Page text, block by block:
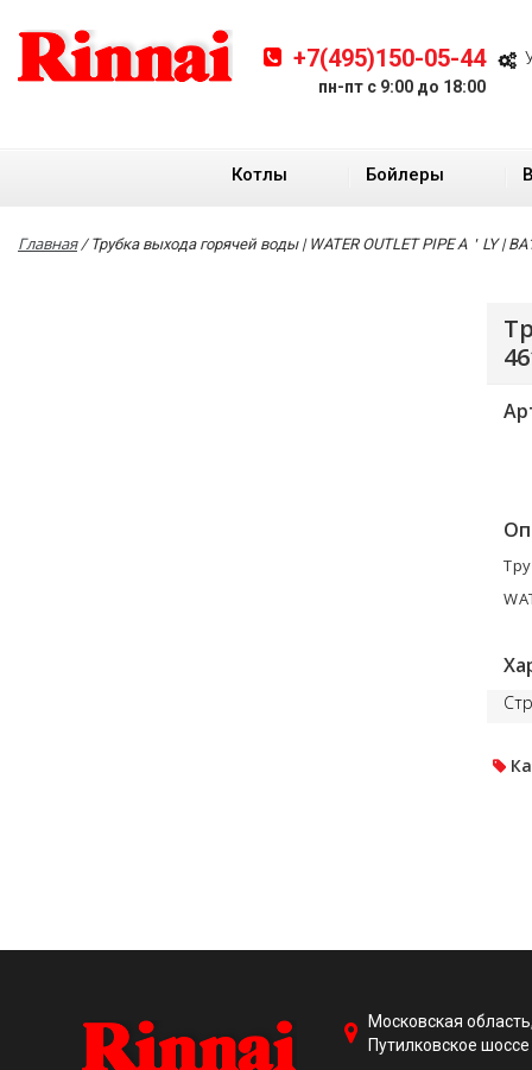
+7(495)150-05-44
пн-пт с 9:00 до 18:00
Котлы Бойлеры
Главная / Трубка выхода горячей воды | WATER OUTLET PIPE A＇LY |
Московская
Путилковское